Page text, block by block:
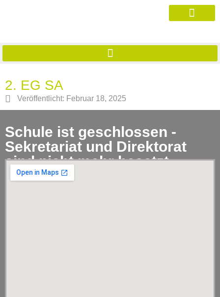
2. EG SA
Veröffentlicht: Februar 18, 2025
Schule ist geschlossen -
Sekretariat und Direktorat
sind nicht mehr besetzt.